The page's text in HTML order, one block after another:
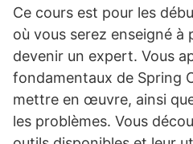
Ce cours est pour les
où vous serez enseigné à
devenir un expert. Vous
fondamentaux de Spring
mettre en œuvre, ainsi
les problèmes. Vous